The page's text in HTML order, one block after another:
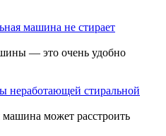
машина не стирает
— это очень удобно
стиральной
может расстроить